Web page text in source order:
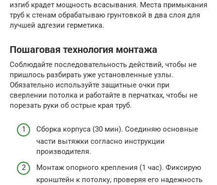
изгиб крадет мощность всасывания. Места примыкания
труб к стенам обрабатываю грунтовкой в два слоя для
лучшей адгезии герметика.
Пошаговая технология монтажа
Соблюдайте последовательность действий, чтобы не
пришлось разбирать уже установленные узлы.
Обязательно используйте защитные очки при
сверлении потолка и работайте в перчатках, чтобы не
порезать руки об острые края труб.
Сборка корпуса (30 мин). Соединяю основные
части вытяжки согласно инструкции
производителя.
Монтаж опорного крепления (1 час). Фиксирую
кронштейн к потолку, проверяя его надежность